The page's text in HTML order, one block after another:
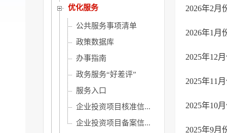
优化服务
公共服务事项清单
政策数据库
办事指南
政务服务“好差评”
服务入口
企业投资项目核准信...
企业投资项目备案信...
2026年2月
2026年1月
2025年12
2025年11
2025年10
2025年9月